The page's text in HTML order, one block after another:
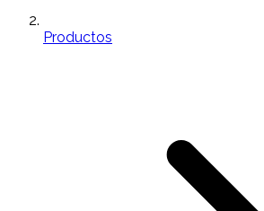
Productos